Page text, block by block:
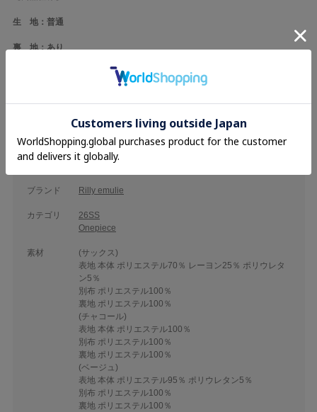
生 地：普通
裏 地：あり
ブランド Rilly emulie
カテゴリ
26SS
Onepiece
素材
(サックス)
表地 本体 ポリエステル70％ レーヨン25％ ポリウレタ
ン5％
別布 ポリエステル100％
裏地 ポリエステル100％
(チャコール)
表地 本体 ポリエステル100％
別布 ポリエステル100％
裏地 ポリエステル100％
(ベージュ)
表地 本体 ポリエステル95％ ポリウレタン5％
別布 ポリエステル100％
裏地 ポリエステル100％